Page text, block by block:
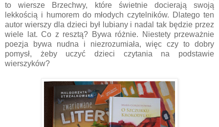
to wiersze Brzechwy, które świetnie docierają swoją
lekkością i humorem do młodych czytelników. Dlatego ten
autor wierszy dla dzieci był lubiany i nadal tak będzie przez
wiele lat. Co z resztą? Bywa różnie. Niestety przeważnie
poezja bywa nudna i niezrozumiała, więc czy to dobry
pomysł, żeby uczyć dzieci czytania na podstawie
wierszyków?